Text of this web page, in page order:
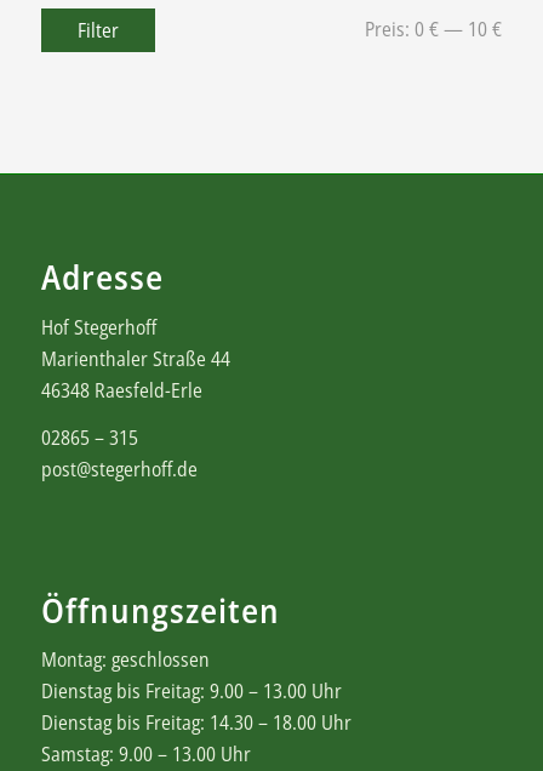
Filter Preis:0 €— 10 €
Adresse
Hof Stegerhoff
Marienthaler Straße 44
46348 Raesfeld-Erle
02865 – 315
post@stegerhoff.de
Öffnungszeiten
Montag: geschlossen
Dienstag bis Freitag: 9.00 – 13.00 Uhr
Dienstag bis Freitag: 14.30 – 18.00 Uhr
Samstag: 9.00 – 13.00 Uhr